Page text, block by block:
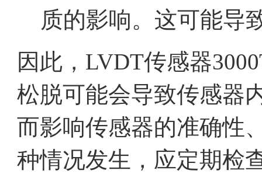
质的影响。这可能导
因此，LVDT传感器
松脱可能会导致传感器
而影响传感器的准确性
种情况发生，应定期检